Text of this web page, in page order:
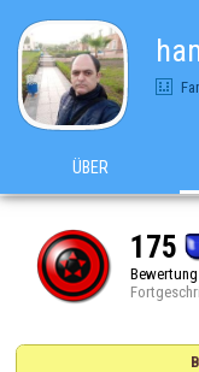
ÜBER
175
Bewertung